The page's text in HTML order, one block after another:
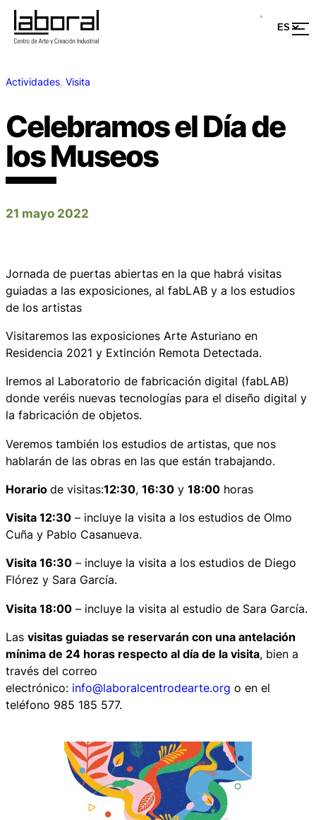
Actividades, Visita
Celebramos el Día de
los Museos
21 mayo 2022
Jornada de puertas abiertas en la que habrá visitas
guiadas a las exposiciones, al fabLAB y a los estudios
de los artistas
Visitaremos las exposiciones Arte Asturiano en
Residencia 2021 y Extinción Remota Detectada.
Iremos al Laboratorio de fabricación digital (fabLAB)
donde veréis nuevas tecnologías para el diseño digital y
la fabricación de objetos.
Veremos también los estudios de artistas, que nos
hablarán de las obras en las que están trabajando.
Horario de visitas:12:30, 16:30 y 18:00 horas
Visita 12:30 – incluye la visita a los estudios de Olmo
Cuña y Pablo Casanueva.
Visita 16:30 – incluye la visita a los estudios de Diego
Flórez y Sara García.
Visita 18:00 – incluye la visita al estudio de Sara García.
Las visitas guiadas se reservarán con una antelación
mínima de 24 horas respecto al día de la visita, bien a
través del correo
electrónico: info@laboralcentrodearte.org o en el
teléfono 985 185 577.